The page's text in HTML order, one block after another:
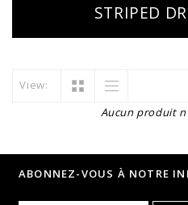
STRIPED
View:
Aucun produit
ABONNEZ-VOUS À NOTRE